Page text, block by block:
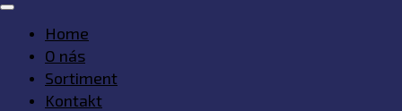
Home
O nás
Sortiment
Kontakt